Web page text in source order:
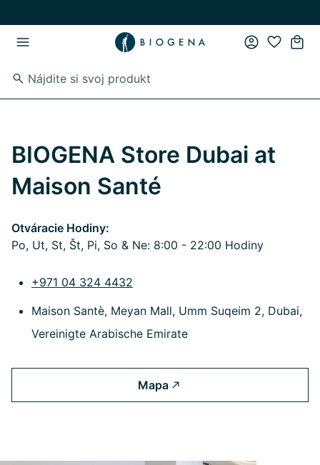
BIOGENA Store Dubai at
Maison Santé
Otváracie Hodiny:
Po, Ut, St, Št, Pi, So & Ne: 8:00 - 22:00 Hodiny
+971 04 324 4432
Maison Santè, Meyan Mall, Umm Suqeim 2, Dubai,
Vereinigte Arabische Emirate
Mapa